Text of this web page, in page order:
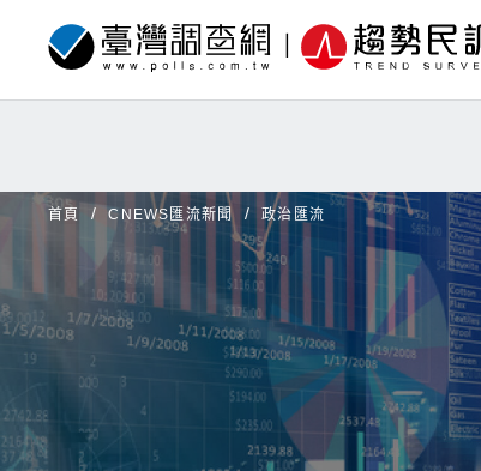
首頁 CNEWS匯流新聞 政治匯流